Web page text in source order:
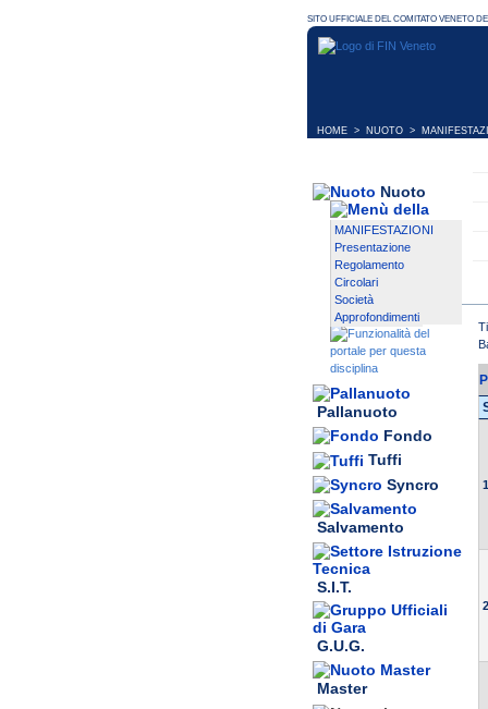
HOME > NUOTO >
Nuoto
MANIFESTAZIONI
Presentazione
Regolamento
Circolari
Società
Approfondimenti
Pallanuoto
Fondo
Tuffi
Syncro
Salvamento
S.I.T.
G.U.G.
Master